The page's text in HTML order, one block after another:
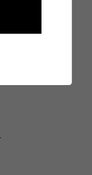
みてくださ